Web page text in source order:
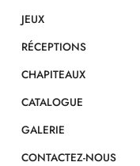
JEUX
RÉCEPTIONS
CHAPITEAUX
CATALOGUE
GALERIE
CONTACTEZ-NOUS